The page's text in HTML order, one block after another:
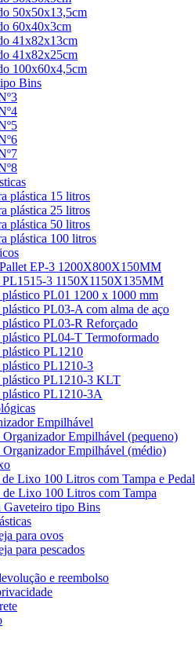
50x50x13,5cm
60x40x3cm
41x82x13cm
41x82x25cm
100x60x4,5cm
Bins
plástica 15 litros
plástica 25 litros
plástica 50 litros
plástica 100 litros
EP-3 1200X800X150MM
PL1515-3 1150X1150X135MM
plástico PL01 1200 x 1000 mm
plástico PL03-A com alma de aço
plástico PL03-R Reforçado
plástico PL04-T Termoformado
plástico PL1210
plástico PL1210-3
plástico PL1210-3 KLT
plástico PL1210-3A
Empilhável
Organizador Empilhável (pequeno)
Organizador Empilhável (médio)
de Lixo 100 Litros com Tampa e Pedal
de Lixo 100 Litros com Tampa
Gaveteiro tipo Bins
para ovos
para pescados
e reembolso